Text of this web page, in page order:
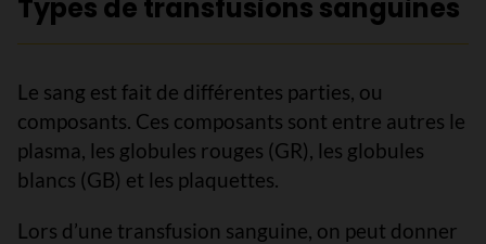
Types de transfusions sanguines
Le sang est fait de différentes parties, ou
composants. Ces composants sont entre autres le
plasma, les globules rouges (GR), les globules
blancs (GB) et les plaquettes.
Lors d’une transfusion sanguine, on peut donner